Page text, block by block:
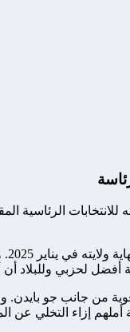
الرئاسية
لحزبي وللبلاد أن
قوية من جانب جو
إزاء التخلي عن